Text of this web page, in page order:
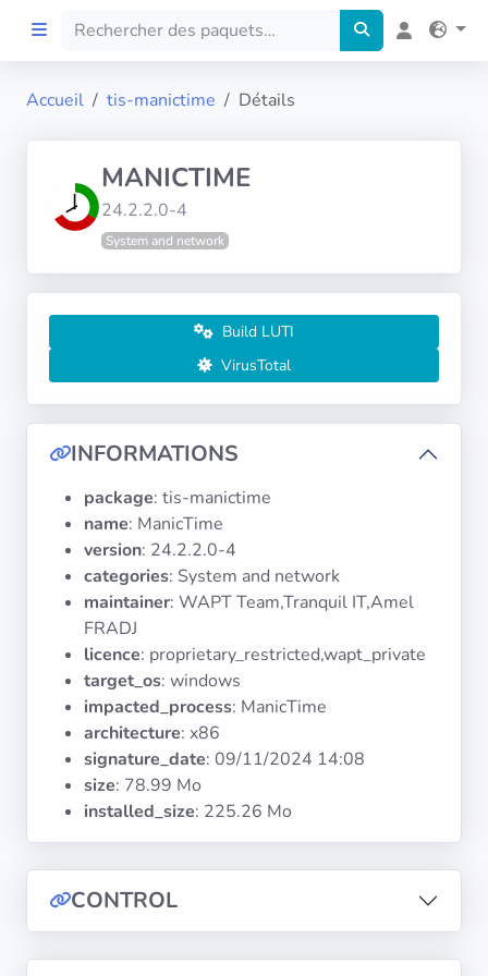
Preprod
Architectures
Systèmes
d'exploitation
Catégories
Licences
Documentation
Forum
Accueil tis-manictime Détails
MANICTIME
24.2.2.0-4
System and network
Build LUTI
VirusTotal
INFORMATIONS
package: tis-manictime
name: ManicTime
version: 24.2.2.0-4
categories: System and network
maintainer: WAPT Team,Tranquil IT,Amel
FRADJ
licence: proprietary_restricted,wapt_private
target_os: windows
impacted_process: ManicTime
architecture: x86
signature_date: 09/11/2024 14:08
size: 78.99 Mo
installed_size: 225.26 Mo
CONTROL